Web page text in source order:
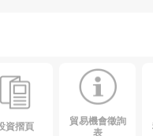
資摺頁
貿易機會徵詢
表